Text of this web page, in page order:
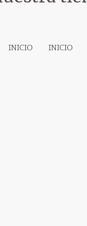
INICIO INICIO